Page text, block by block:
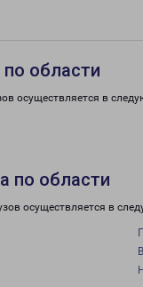
области
осуществляется в
по области
осуществляется в